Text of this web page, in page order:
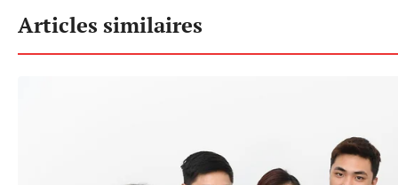
Articles similaires